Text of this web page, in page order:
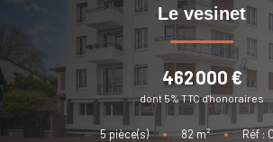
GESTION
NOTRE AGENCE
Qui Sommes-Nous
Le vesinet
462 000 €
dont 5% TTC d'honoraires
5pièce(s) • 82m² • Réf :